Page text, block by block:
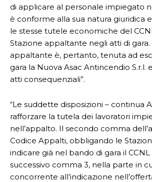
di applicare al personale impiegato
è conforme alla sua natura giuridica
le stesse tutele economiche del
Stazione appaltante negli atti di gara.
appaltante è, pertanto, tenuta ad
gara la Nuova Asac Antincendio S.r.l.
atti consequenziali”.
“Le suddette disposizioni – continua
rafforzare la tutela dei lavoratori
nell’appalto. Il secondo comma
Codice Appalti, obbligando le
indicare già nel bando di gara il
successivo comma 3, nella parte in
concorrente all’indicazione